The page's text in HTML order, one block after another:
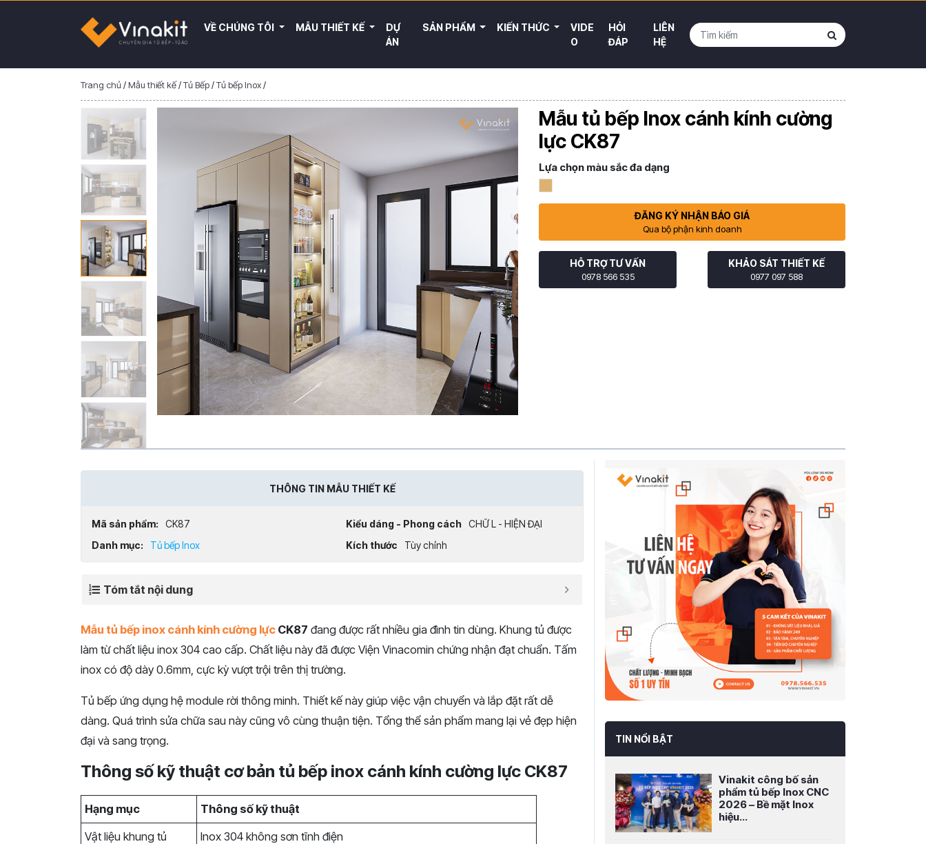
VỀ CHÚNG TÔI MẪU THIẾT KẾ
DỰ
ÁN
SẢN PHẨM KIẾN THỨC
VIDE
O
HỎI
ĐÁP
LIÊN
HỆ
Trang chủ/Mẫu thiết kế/Tủ Bếp/Tủ bếp Inox/
Mẫu tủ bếp Inox cánh kính cường
lực CK87
Lựa chọn màu sắc đa dạng
ĐĂNG KÝ NHẬN BÁO GIÁ
Qua bộ phận kinh doanh
HỖ TRỢ TƯ VẤN
0978 566 535
KHẢO SÁT THIẾT KẾ
0977 097 588
THÔNG TIN MẪU THIẾT KẾ
Mã sản phẩm: CK87 Kiểu dáng - Phong cách CHỮ L - HIỆN ĐẠI
Danh mục:
Tủ bếp Inox Kích thước Tùy chỉnh
Tóm tắt nội dung
Mẫu tủ bếp inox cánh kính cường lực CK87 đang được rất nhiều gia đình tin dùng. Khung tủ được
làm từ chất liệu inox 304 cao cấp. Chất liệu này đã được Viện Vinacomin chứng nhận đạt chuẩn. Tấm
inox có độ dày 0.6mm, cực kỳ vượt trội trên thị trường.
Tủ bếp ứng dụng hệ module rời thông minh. Thiết kế này giúp việc vận chuyển và lắp đặt rất dễ
dàng. Quá trình sửa chữa sau này cũng vô cùng thuận tiện. Tổng thể sản phẩm mang lại vẻ đẹp hiện
đại và sang trọng.
Thông số kỹ thuật cơ bản tủ bếp inox cánh kính cường lực CK87
Hạng mục
Thông số kỹ thuật
Vật liệu khung tủ
Inox 304 không sơn tĩnh điện
TIN NỔI BẬT
Vinakit công bố sản
phẩm tủ bếp Inox CNC
2026 – Bề mặt Inox
hiệu...